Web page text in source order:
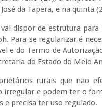
da Tapera, e na quinta
vai dispor de estrutura
Para se regularizar é
e do Termo de
do Estado do Meio
rurais que não
irregular e podem ter o
e precisa ter uso regulado.